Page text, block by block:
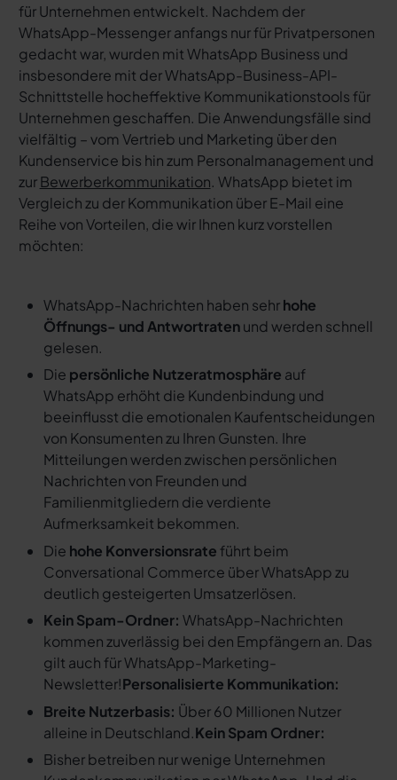
für Unternehmen entwickelt. Nachdem der
WhatsApp-Messenger anfangs nur für Privatpersonen
gedacht war, wurden mit WhatsApp Business und
insbesondere mit der WhatsApp-Business-API-
Schnittstelle hocheffektive Kommunikationstools für
Unternehmen geschaffen. Die Anwendungsfälle sind
vielfältig – vom Vertrieb und Marketing über den
Kundenservice bis hin zum Personalmanagement und
zurBewerberkommunikation. WhatsApp bietet im
Vergleich zu der Kommunikation über E-Mail eine
Reihe von Vorteilen, die wir Ihnen kurz vorstellen
möchten:
WhatsApp-Nachrichten haben sehrhohe
Öffnungs- und Antwortratenund werden schnell
gelesen.
Die persönliche Nutzeratmosphäre auf
WhatsApp erhöht die Kundenbindung und
beeinflusst die emotionalen Kaufentscheidungen
von Konsumenten zu Ihren Gunsten. Ihre
Mitteilungen werden zwischen persönlichen
Nachrichten von Freunden und
Familienmitgliedern die verdiente
Aufmerksamkeit bekommen.
Die hohe Konversionsrate führt beim
Conversational Commerce über WhatsApp zu
deutlich gesteigerten Umsatzerlösen.
Kein Spam-Ordner: WhatsApp-Nachrichten
kommen zuverlässig bei den Empfängern an. Das
gilt auch für WhatsApp-Marketing-
Newsletter!Personalisierte Kommunikation:
Breite Nutzerbasis: Über 60 Millionen Nutzer
alleine in Deutschland.Kein Spam Ordner:
Bisher betreiben nur wenige Unternehmen